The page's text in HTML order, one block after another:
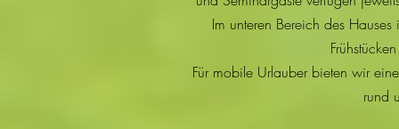
Im unteren Bereich des
Für mobile Urlauber bieten wir
rund